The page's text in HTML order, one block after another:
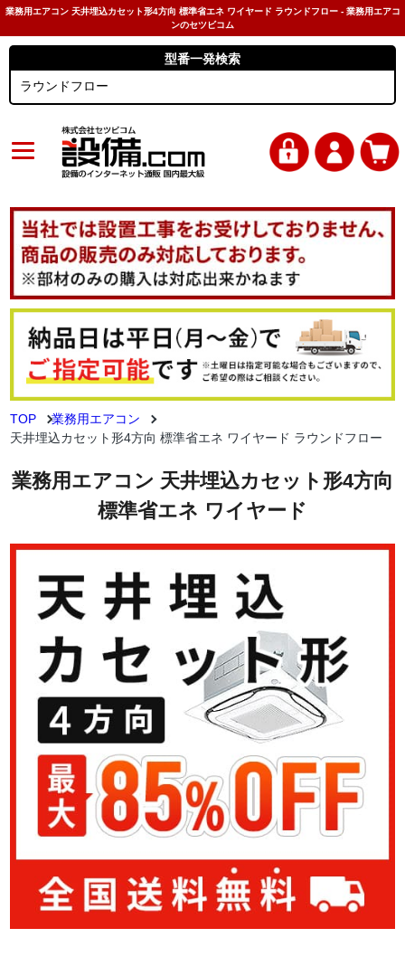
業務用エアコン 天井埋込カセット形4方向 標準省エネ ワイヤード ラウンドフロー - 業務用エアコ
ンのセツビコム
型番一発検索
TOP
業務用エアコン
天井埋込カセット形4方向 標準省エネ ワイヤード ラウンドフロー
業務用エアコン 天井埋込カセット形4方向
標準省エネ ワイヤード